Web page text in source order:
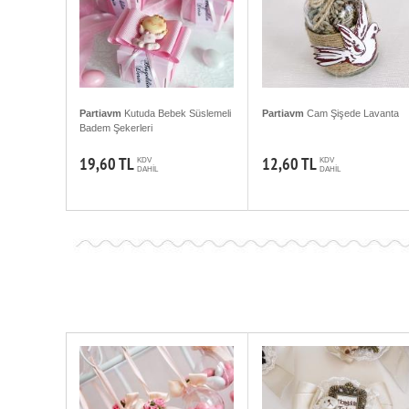
Partiavm Kutuda Bebek Süslemeli
Badem Şekerleri
19,60 TL KDV
DAHİL
Partiavm Cam Şişede Lavanta
12,60 TL KDV
DAHİL